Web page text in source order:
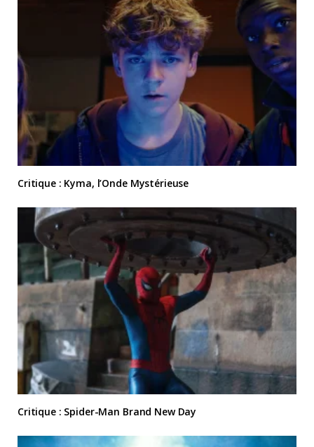
Critique : Kyma, l’Onde Mystérieuse
Critique : Spider-Man Brand New Day